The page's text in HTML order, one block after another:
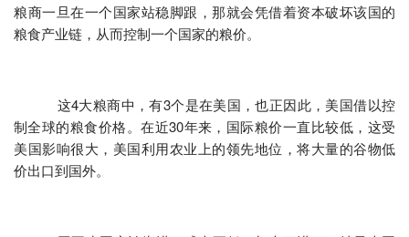
粮商一旦在一个国家站稳脚跟，那就会凭借着资本破坏该国的
粮食产业链，从而控制一个国家的粮价。
这4大粮商中，有3个是在美国，也正因此，美国借以控
制全球的粮食价格。在近30年来，国际粮价一直比较低，这受
美国影响很大，美国利用农业上的领先地位，将大量的谷物低
价出口到国外。